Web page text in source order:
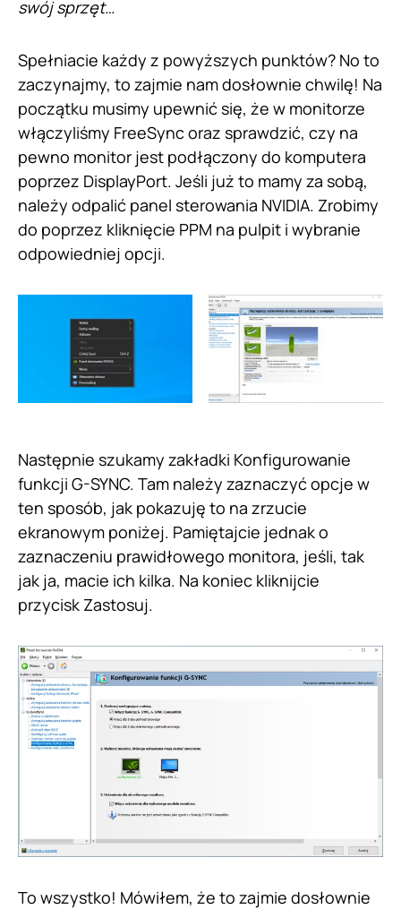
swój sprzęt…
Spełniacie każdy z powyższych punktów? No to
zaczynajmy, to zajmie nam dosłownie chwilę! Na
początku musimy upewnić się, że w monitorze
włączyliśmy FreeSync oraz sprawdzić, czy na
pewno monitor jest podłączony do komputera
poprzez DisplayPort. Jeśli już to mamy za sobą,
należy odpalić panel sterowania NVIDIA. Zrobimy
do poprzez kliknięcie PPM na pulpit i wybranie
odpowiedniej opcji.
Następnie szukamy zakładki Konfigurowanie
funkcji G-SYNC. Tam należy zaznaczyć opcje w
ten sposób, jak pokazuję to na zrzucie
ekranowym poniżej. Pamiętajcie jednak o
zaznaczeniu prawidłowego monitora, jeśli, tak
jak ja, macie ich kilka. Na koniec kliknijcie
przycisk Zastosuj.
To wszystko! Mówiłem, że to zajmie dosłownie